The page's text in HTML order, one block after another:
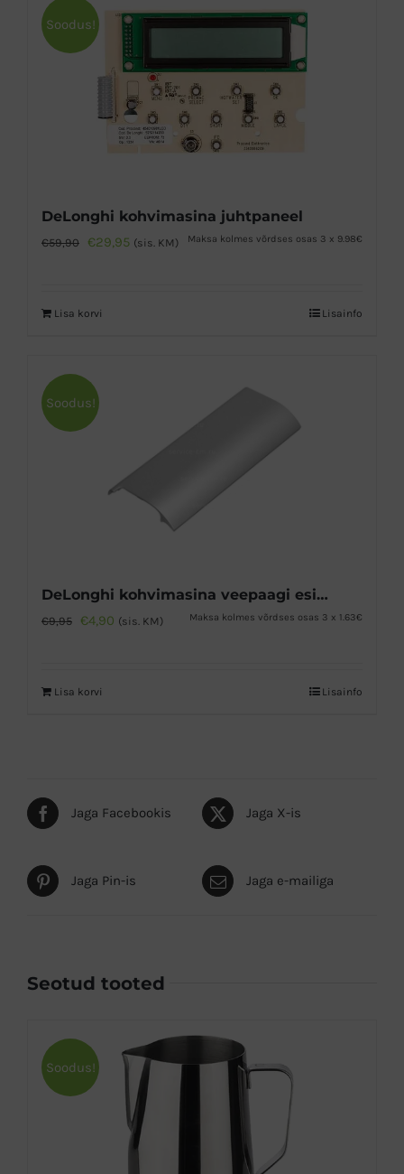
Soodus!
DeLonghi kohvimasina juhtpaneel
€59,90 Algne
€59,90.
€29,95Praegune
(sis. KM) Maksa kolmes võrdses osas 3 x 9.98€
Lisa korvi Lisainfo
Soodus!
DeLonghi kohvimasina veepaagi esipaneel
€9,95 Algne
€9,95.
€4,90 Praegune
(sis. KM) Maksa kolmes võrdses osas 3 x 1.63€
Lisa korvi Lisainfo
Jaga Facebookis Jaga X-is
Jaga Pin-is Jaga e-mailiga
Seotud tooted
Soodus!